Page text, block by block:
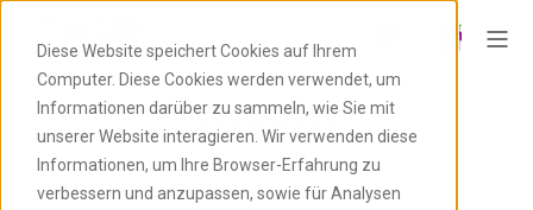
Diese Website speichert Cookies auf Ihrem
Computer. Diese Cookies werden verwendet, um
Informationen darüber zu sammeln, wie Sie mit
unserer Website interagieren. Wir verwenden diese
Informationen, um Ihre Browser-Erfahrung zu
verbessern und anzupassen, sowie für Analysen
BW Bridge